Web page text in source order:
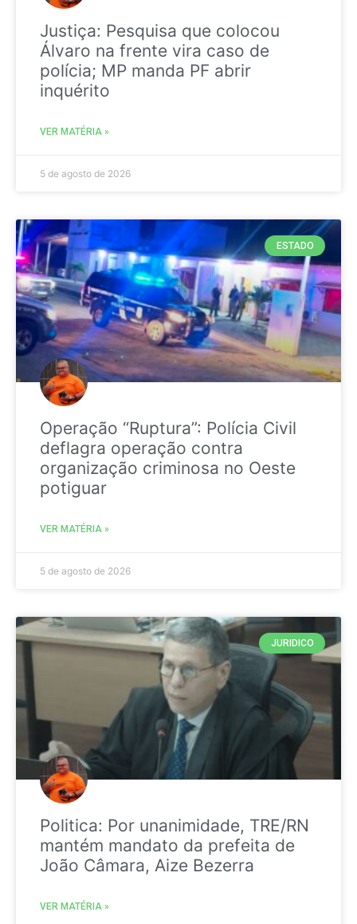
Justiça: Pesquisa que colocou
Álvaro na frente vira caso de
polícia; MP manda PF abrir
inquérito
VER MATÉRIA »
5 de agosto de 2026
ESTADO
Operação “Ruptura”: Polícia Civil
deflagra operação contra
organização criminosa no Oeste
potiguar
VER MATÉRIA »
5 de agosto de 2026
JURIDICO
Politica: Por unanimidade, TRE/RN
mantém mandato da prefeita de
João Câmara, Aize Bezerra
VER MATÉRIA »